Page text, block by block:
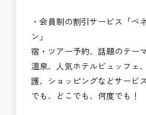
・会員制の割引サービス「ベ
ン」
宿・ツアー予約、話題のテー
温泉、人気ホテルビュッフェ
護、ショッピングなどサービ
でも、どこでも、何度でも！